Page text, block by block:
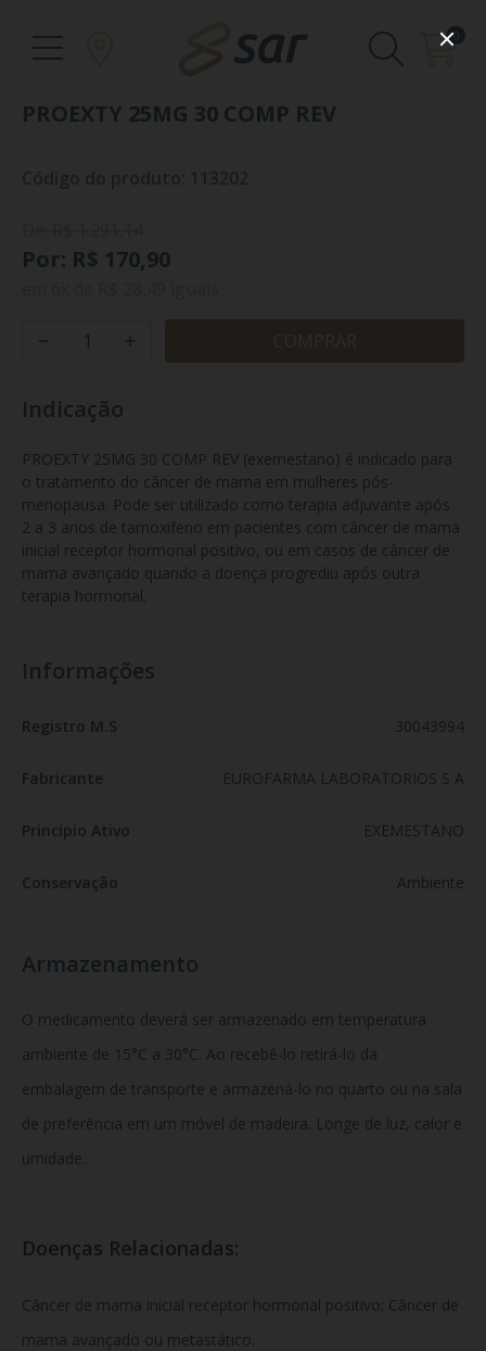
0
PROEXTY 25MG 30 COMP REV
Por: R$ 170,90
Indicação
PROEXTY 25MG 30 COMP REV (exemestano) é indicado para
o tratamento do câncer de mama em mulheres pós-
menopausa. Pode ser utilizado como terapia adjuvante após
2 a 3 anos de tamoxifeno em pacientes com câncer de mama
inicial receptor hormonal positivo, ou em casos de câncer de
mama avançado quando a doença progrediu após outra
terapia hormonal.
Informações
Registro M.S 30043994
Fabricante EUROFARMA LABORATORIOS S A
Princípio Ativo EXEMESTANO
Conservação Ambiente
Armazenamento
O medicamento deverá ser armazenado em temperatura
ambiente de 15°C a 30°C. Ao recebê-lo retirá-lo da
embalagem de transporte e armazená-lo no quarto ou na sala
de preferência em um móvel de madeira. Longe de luz, calor e
umidade.
Doenças Relacionadas:
Câncer de mama inicial receptor hormonal positivo; Câncer de
mama avançado ou metastático.